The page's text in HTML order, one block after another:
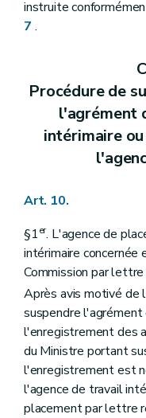
instruite
7 .
Procédure de
l'agrément
intérimaire
Art. 10.
§1er. L'agence de
intérimaire concernée
Commission par
Après avis motivé de
suspendre l'agrément
l'enregistrement des
du Ministre portant
l'enregistrement est
l'agence de travail
placement par lettre